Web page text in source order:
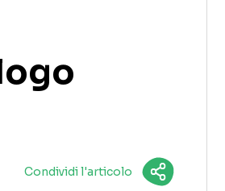
Condividi l'articolo